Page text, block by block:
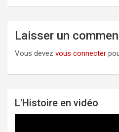
Laisser un
Vous devez vous connecter
L'Histoire en vidéo